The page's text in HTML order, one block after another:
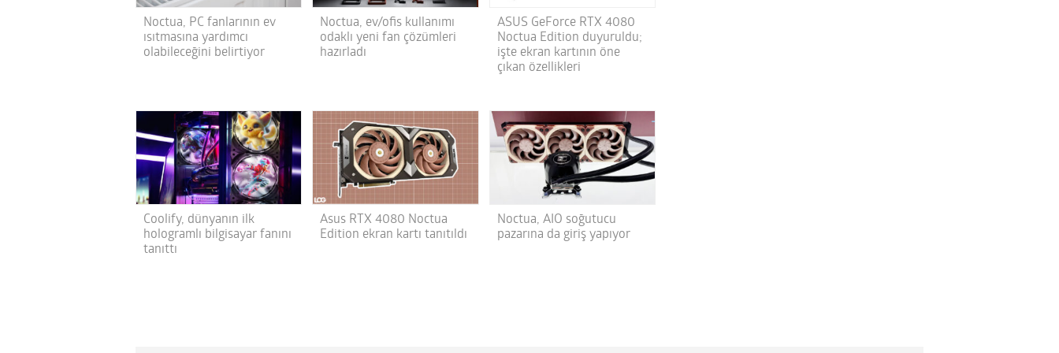
Noctua, PC fanlarının ev
ısıtmasına yardımcı
olabileceğini belirtiyor
Noctua, ev/ofis kullanımı
odaklı yeni fan çözümleri
hazırladı
ASUS GeForce RTX 4080
Noctua Edition duyuruldu;
işte ekran kartının öne
çıkan özellikleri
Coolify, dünyanın ilk
hologramlı bilgisayar fanını
tanıttı
Asus RTX 4080 Noctua
Edition ekran kartı tanıtıldı
Noctua, AIO soğutucu
pazarına da giriş yapıyor